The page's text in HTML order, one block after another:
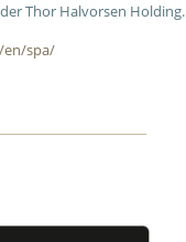
Thor Halvorsen Holding.
spa/